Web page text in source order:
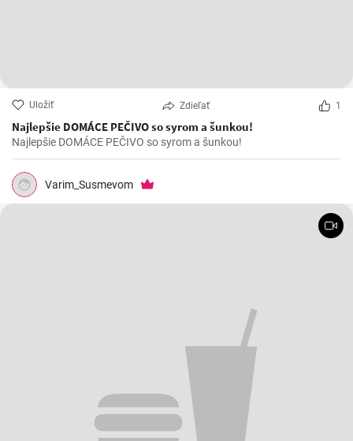
Uložiť Zdieľať 1
Najlepšie DOMÁCE PEČIVO so syrom a šunkou!
Najlepšie DOMÁCE PEČIVO so syrom a šunkou!
Varim_Susmevom